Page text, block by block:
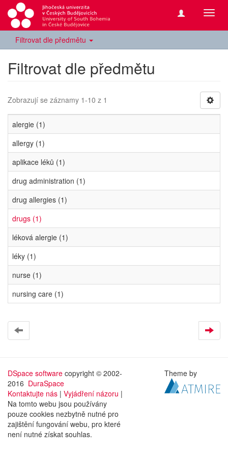
Filtrovat dle předmětu
Filtrovat dle předmětu
Zobrazují se záznamy 1-10 z 1
alergie (1)
allergy (1)
aplikace léků (1)
drug administration (1)
drug allergies (1)
drugs (1)
léková alergie (1)
léky (1)
nurse (1)
nursing care (1)
DSpace software copyright © 2002-
2016 DuraSpace
Kontaktujte nás | Vyjádření názoru |
Na tomto webu jsou používány
pouze cookies nezbytně nutné pro
zajištění fungování webu, pro které
není nutné získat souhlas.
Theme by